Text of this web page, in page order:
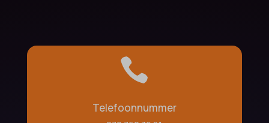

Telefoonnummer